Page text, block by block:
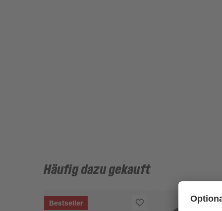
Häufig dazu gekauft
Bestseller